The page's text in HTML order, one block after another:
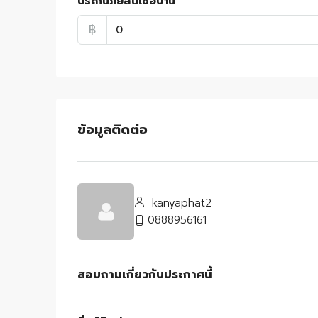
฿
ข้อมูลติดต่อ
kanyaphat2
0888956161
สอบถามเกี่ยวกับประกาศนี้